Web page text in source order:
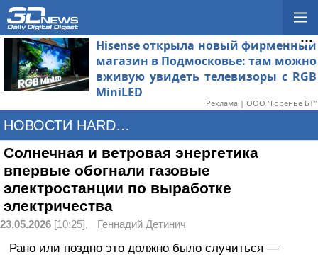
Hisense открыла новый фирменный
магазин в Подмосковье: там можно
вживую увидеть телевизоры с RGB
MiniLED
Реклама | ООО "Горенье БТ"
НОВОСТИ HARDWARE
Cолнечная и ветровая энергетика
впервые обогнали газовые
электростанции по выработке
электричества
23.05.2026 [10:25], Геннадий Детинич
Рано или поздно это должно было случиться —